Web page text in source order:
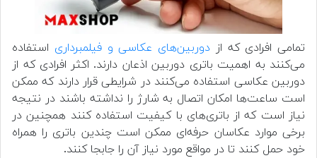
تمامی افرادی که از دوربین‌های عکاسی و فیلمبرداری استفاده
می‌کنند به اهمیت باتری دوربین اذعان دارند. اکثر افرادی که از
دوربین عکاسی استفاده می‌کنند در شرایطی قرار دارند که ممکن
است ساعت‌ها امکان اتصال به شارژ را نداشته باشند در نتیجه
نیاز است که از باتری‌های با کیفیت استفاده کنند همچنین در
برخی موارد عکاسان حرفه‌ای ممکن است چندین باتری را همراه
خود حمل کنند تا در مواقع مورد نیاز آن را جابجا کنند.